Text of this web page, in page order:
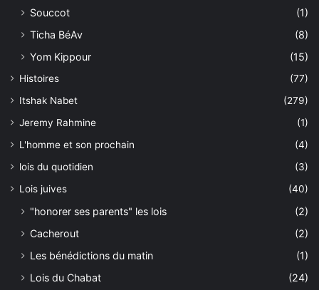
Souccot
(1)
Ticha BéAv
(8)
Yom Kippour
(15)
Histoires
(77)
Itshak Nabet
(279)
Jeremy Rahmine
(1)
L'homme et son prochain
(4)
lois du quotidien
(3)
Lois juives
(40)
"honorer ses parents" les lois
(2)
Cacherout
(2)
Les bénédictions du matin
(1)
Lois du Chabat
(24)